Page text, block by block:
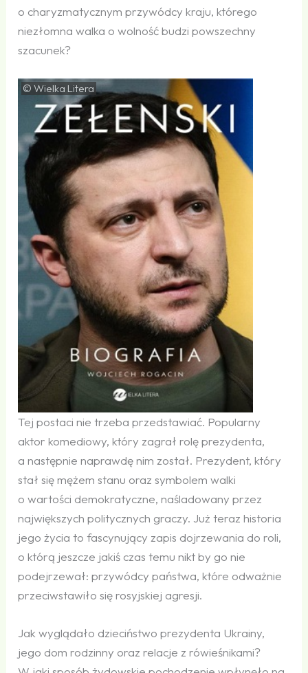
o charyzmatycznym przywódcy kraju, którego
niezłomna walka o wolność budzi powszechny
szacunek?
© Wielka Litera
Tej postaci nie trzeba przedstawiać. Popularny
aktor komediowy, który zagrał rolę prezydenta,
a następnie naprawdę nim został. Prezydent, który
stał się mężem stanu oraz symbolem walki
o wartości demokratyczne, naśladowany przez
największych politycznych graczy. Już teraz historia
jego życia to fascynujący zapis dojrzewania do roli,
o którą jeszcze jakiś czas temu nikt by go nie
podejrzewał: przywódcy państwa, które odważnie
przeciwstawiło się rosyjskiej agresji.
Jak wyglądało dzieciństwo prezydenta Ukrainy,
jego dom rodzinny oraz relacje z rówieśnikami?